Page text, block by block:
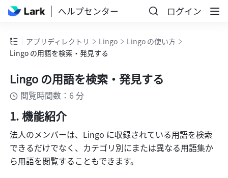
ヘルプセンター ログイン
アプリディレクトリ Lingo
Lingo の使い方
Lingo の用語を検索・発見する
Lingo の用語を検索・発見する
閲覧時間数：6 分
機能紹介
法人のメンバーは、Lingo に収録されている用語を検索
できるだけでなく、カテゴリ別にまたは異なる用語集か
ら用語を閲覧することもできます。